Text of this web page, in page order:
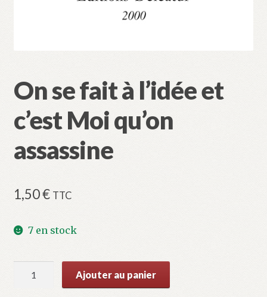
On se fait à l’idée et
c’est Moi qu’on
assassine
1,50€ TTC
7 en stock
Ajouter au panier